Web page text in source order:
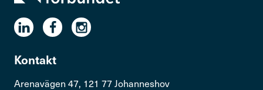
Kontakt
Arenavägen 47, 121 77 Johanneshov